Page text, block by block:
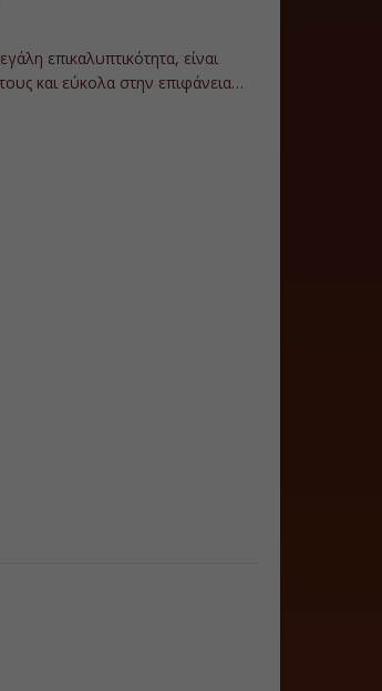
επικαλυπτικότητα, είναι
και εύκολα στην επιφάνεια